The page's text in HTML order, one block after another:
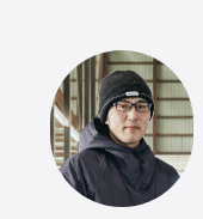
『Dairy
酪農技術解